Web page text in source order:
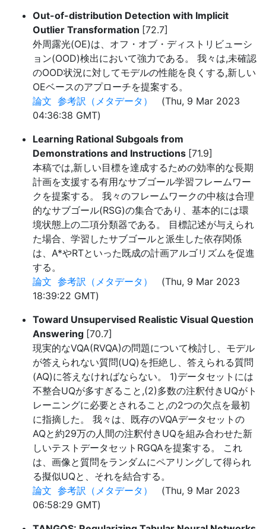
Out-of-distribution Detection with Implicit
Outlier Transformation [72.7]
外周露光(OE)は、オフ・オブ・ディストリビューシ
ョン(OOD)検出において強力である。 我々は,未確認
のOOD状況に対してモデルの性能を良くする,新しい
OEベースのアプローチを提案する。
論文 参考訳（メタデータ）
(Thu, 9 Mar 2023
04:36:38 GMT)
Learning Rational Subgoals from
Demonstrations and Instructions [71.9]
本稿では,新しい目標を達成するための効率的な長期
計画を支援する有用なサブゴール学習フレームワー
クを提案する。 我々のフレームワークの中核は合理
的なサブゴール(RSG)の集合であり、基本的には環
境状態上の二項分類器である。 目標記述が与えられ
た場合、学習したサブゴールと派生した依存関係
は、A*やRTといった既成の計画アルゴリズムを促進
する。
論文 参考訳（メタデータ）
(Thu, 9 Mar 2023
18:39:22 GMT)
Toward Unsupervised Realistic Visual Question
Answering [70.7]
現実的なVQA(RVQA)の問題について検討し、モデル
が答えられない質問(UQ)を拒絶し、答えられる質問
(AQ)に答えなければならない。 1)データセットには
不整合UQが多すぎること,(2)多数の注釈付きUQがト
レーニングに必要とされること,の2つの欠点を最初
に指摘した。 我々は、既存のVQAデータセットの
AQと約29万の人間の注釈付きUQを組み合わせた新
しいテストデータセットRGQAを提案する。 これ
は、画像と質問をランダムにペアリングして得られ
る擬似UQと、それを結合する。
論文 参考訳（メタデータ）
(Thu, 9 Mar 2023
06:58:29 GMT)